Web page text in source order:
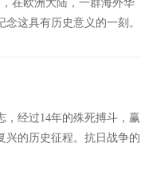
在欧洲大陆，一群海外华
这具有历史意义的一刻。
，经过14年的殊死搏斗，赢
兴的历史征程。抗日战争的